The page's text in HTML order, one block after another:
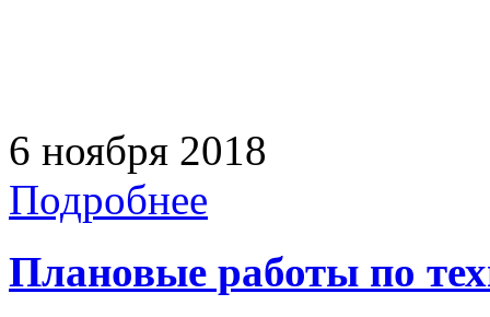
6 ноября 2018
Подробнее
Плановые работы по